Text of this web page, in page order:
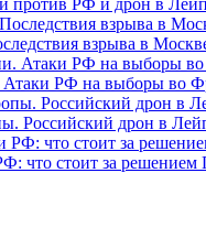
взрыва в
Атаки РФ на выборы во
Российский дрон в
что стоит за решением